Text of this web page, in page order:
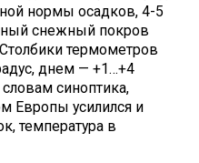
нормы осадков, 4-5
снежный покров
термометров
днем — +1…+4
синоптика,
Европы усилился и
температура в